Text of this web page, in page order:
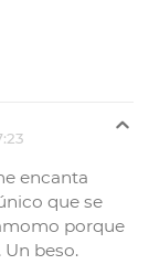
encanta
que se
porque
beso.